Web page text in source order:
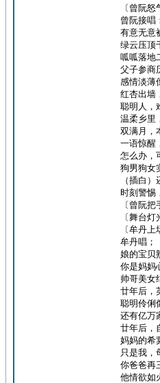
〔曾阮怒
曾阮接唱
有意无意
绿云压顶
呱呱落地
父子参商
感情淡薄
红杏出墙
聪明人，
温柔乡里
双满月，
一语惊醒
怎么办，
狗男狗女
（插白
时刻警惕
〔曾阮
〔舞台灯
〔牟丹
牟丹唱；
娘的宝贝
你是妈妈
帅哥美女
廿年后，
聪明伶俐
还有亿万
廿年后，
妈妈的希
只是我，
你爸爸再
他情欲如